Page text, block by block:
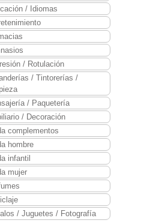
/ Idiomas
/ Rotulación
/ Tintorerías /
/ Paquetería
/ Decoración
complementos
hombre
infantil
mujer
/ Juguetes / Fotografía